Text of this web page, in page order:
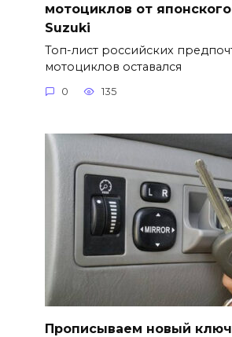
мотоциклов от
Suzuki
Топ-лист российских
мотоциклов оставался
0 135
Прописываем новый